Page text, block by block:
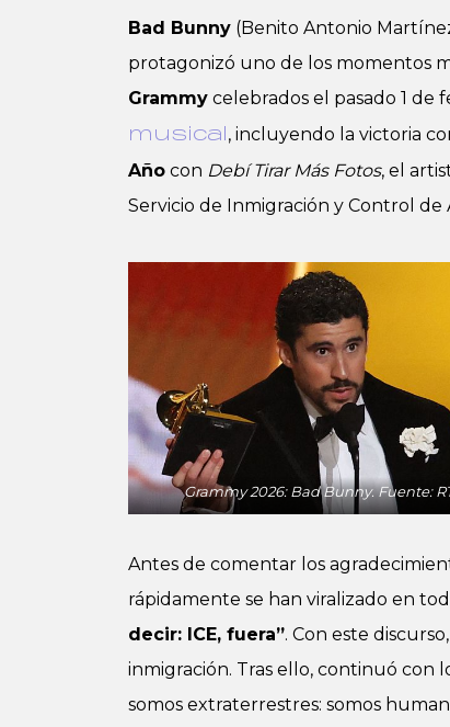
Bad Bunny (Benito Antonio
protagonizó uno de los momentos
Grammy celebrados el pasado 1 de
musical, incluyendo la victoria
Año con Debí Tirar Más Fotos, el
Servicio de Inmigración y Control de
Grammy 2026: Bad Bunny. Fuente:
Antes de comentar los
rápidamente se han viralizado en
decir: ICE, fuera”. Con este
inmigración. Tras ello, continuó con
somos extraterrestres: somos